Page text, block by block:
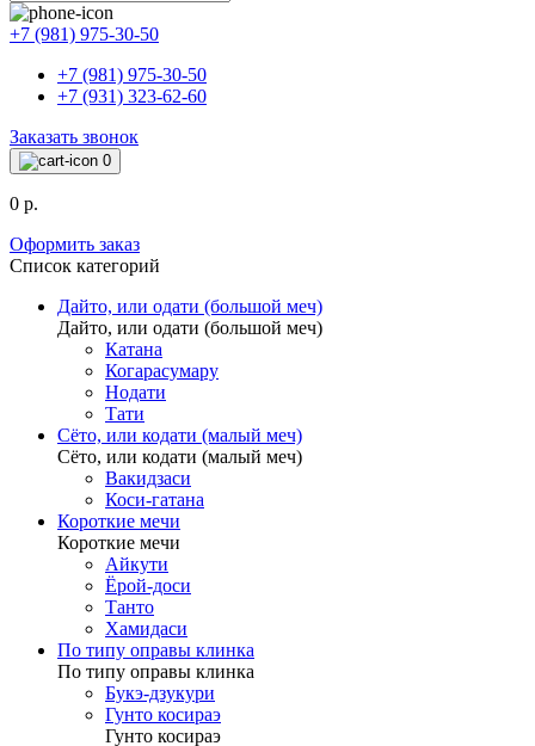
+7 (981) 975-30-50
+7 (981) 975-30-50
+7 (931) 323-62-60
Заказать звонок
0
0 р.
Оформить заказ
Список категорий
Дайто, или одати (большой меч)
Дайто, или одати (большой меч)
Катана
Когарасумару
Нодати
Тати
Сёто, или кодати (малый меч)
Сёто, или кодати (малый меч)
Вакидзаси
Коси-гатана
Короткие мечи
Короткие мечи
Айкути
Ёрой-доси
Танто
Хамидаси
По типу оправы клинка
По типу оправы клинка
Букэ-дзукури
Гунто косираэ
Гунто косираэ